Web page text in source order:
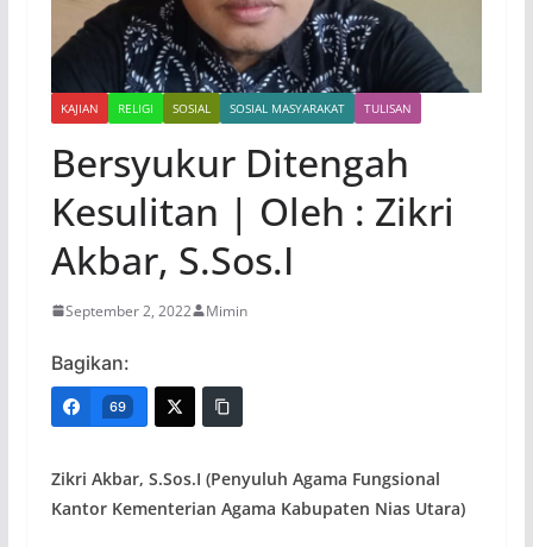
KAJIAN RELIGI SOSIAL SOSIAL MASYARAKAT TULISAN
Bersyukur Ditengah
Kesulitan | Oleh : Zikri
Akbar, S.Sos.I
September 2, 2022 Mimin
Bagikan:
69
Zikri Akbar, S.Sos.I (Penyuluh Agama Fungsional
Kantor Kementerian Agama Kabupaten Nias Utara)